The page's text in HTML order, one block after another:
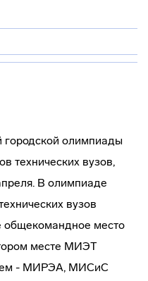
олимпиады
технических вузов,
В олимпиаде
вузов
общекомандное место
месте МИЭТ
- МИРЭА, МИСиС